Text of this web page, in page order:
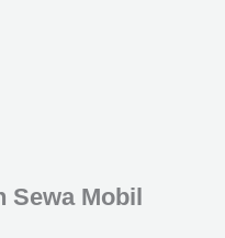
Sewa Mobil